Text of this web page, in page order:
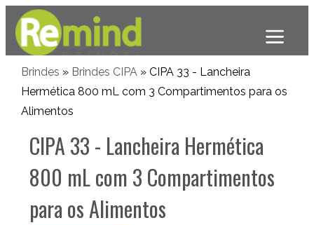
Brindes » Brindes CIPA» CIPA 33 - Lancheira
Hermética 800 mL com 3 Compartimentos para os
Alimentos
CIPA 33 - Lancheira Hermética
800 mL com 3 Compartimentos
para os Alimentos